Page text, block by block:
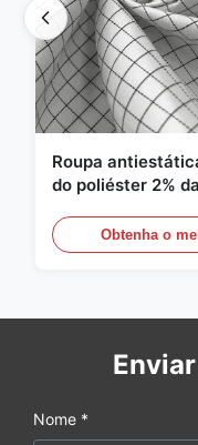
Roupa
do poliéster 2%
Obtenha o
Nome *